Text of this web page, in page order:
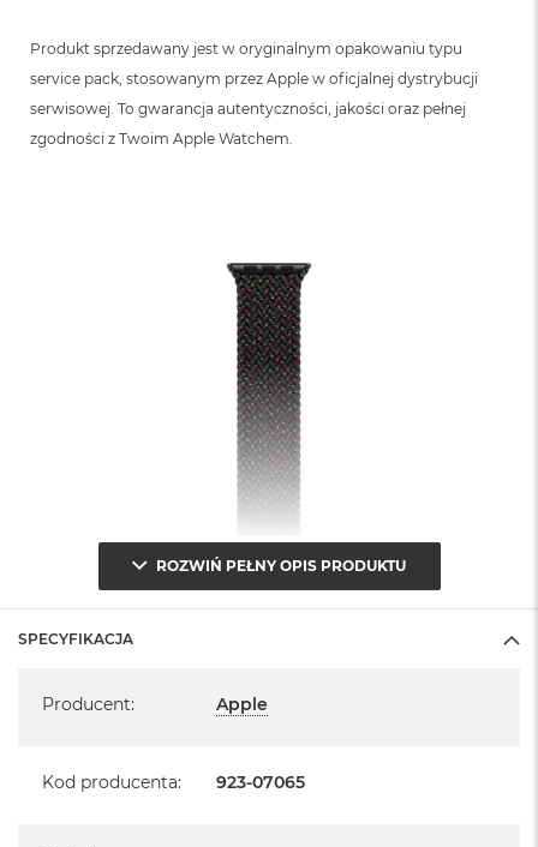
Produkt sprzedawany jest w oryginalnym opakowaniu typu
service pack, stosowanym przez Apple w oficjalnej dystrybucji
serwisowej. To gwarancja autentyczności, jakości oraz pełnej
zgodności z Twoim Apple Watchem.
ROZWIŃ PEŁNY OPIS PRODUKTU
SPECYFIKACJA
Producent: Apple
Kod producenta: 923-07065